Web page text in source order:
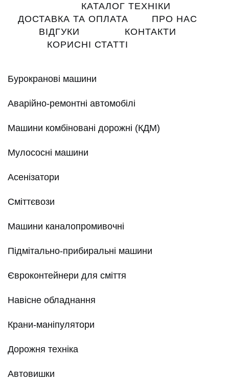
navigation
КАТАЛОГ ТЕХНІКИ
ДОСТАВКА ТА ОПЛАТА
ПРО НАС
ВІДГУКИ
КОНТАКТИ
КОРИСНІ СТАТТІ
Бурокранові машини
Аварійно-ремонтні автомобілі
Машини комбіновані дорожні (КДМ)
Мулососні машини
Асенізатори
Сміттєвози
Машини каналопромивочні
Підмітально-прибиральні машини
Євроконтейнери для сміття
Навісне обладнання
Крани-маніпулятори
Дорожня техніка
Автовишки